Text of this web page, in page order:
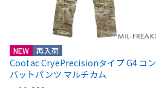
NEW 再入荷
Cootac CryePrecisionタイプ G4 コン
バットパンツ マルチカム